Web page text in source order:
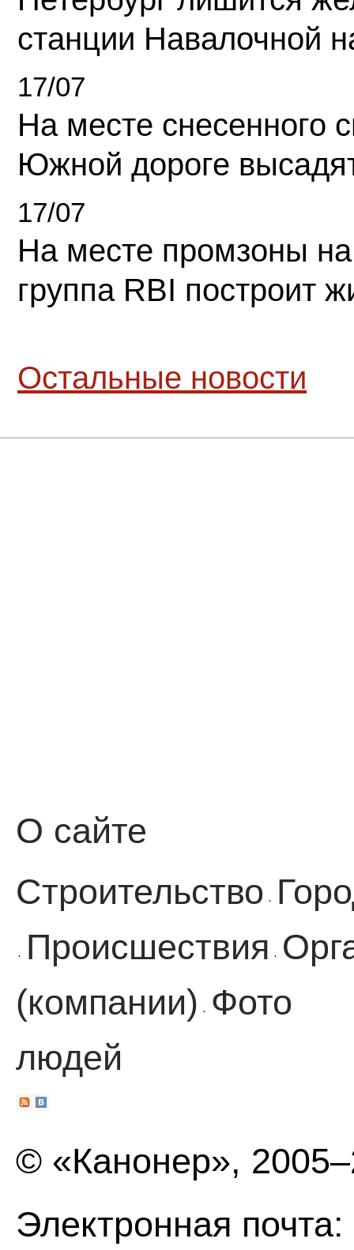
станции Навалочной
17/07
На месте снесенного
Южной дороге
17/07
На месте промзоны
группа RBI построит
Остальные новости
О сайте
Строительство ·
· Происшествия ·
(компании)
·
Фото
людей
© «Канонер»,
Электронная почта: